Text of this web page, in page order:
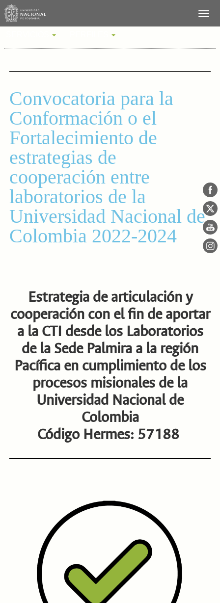
Convocatoria para la
Conformación o el
Fortalecimiento de
estrategias de
cooperación entre
laboratorios de la
Universidad Nacional de
Colombia 2022-2024
Estrategia de articulación y
cooperación con el fin de aportar
a la CTI desde los Laboratorios
de la Sede Palmira a la región
Pacífica en cumplimiento de los
procesos misionales de la
Universidad Nacional de
Colombia
Código Hermes: 57188